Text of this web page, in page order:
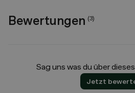
Bewertungen (3)
Sag uns was du über
Jetzt